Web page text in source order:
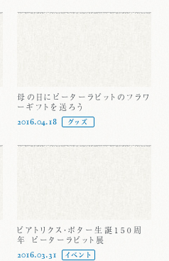
母の日にピーターラビットのフラワ
ーギフトを送ろう
2016.04.18 グッズ
ビアトリクス・ポター生誕150周
年 ピーターラビット展
2016.03.31 イベント